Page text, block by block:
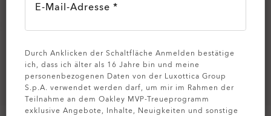
E-Mail-Adresse *
Durch Anklicken der Schaltfläche Anmelden bestätige
ich, dass ich älter als 16 Jahre bin und meine
personenbezogenen Daten von der Luxottica Group
S.p.A. verwendet werden darf, um mir im Rahmen der
Teilnahme an dem Oakley MVP-Treueprogramm
exklusive Angebote, Inhalte, Neuigkeiten und sonstige